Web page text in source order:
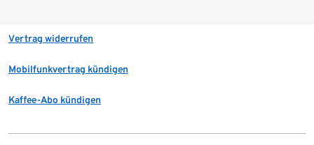
Vertrag widerrufen
Mobilfunkvertrag kündigen
Kaffee-Abo kündigen